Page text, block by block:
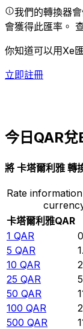
我們的轉換器
會獲得此匯率。
你知道可以用Xe
立即註冊
今日QAR兌
將 卡塔爾利雅 轉
Rate
卡塔爾利雅QAR
1 QAR
5 QAR
10 QAR
25 QAR
50 QAR
100 QAR
500 QAR